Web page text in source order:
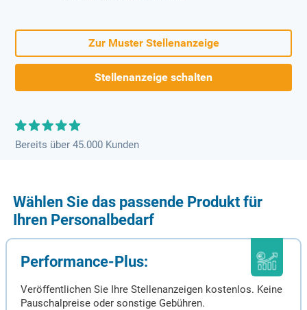
Zur Muster Stellenanzeige
Stellenanzeige schalten
Bereits über 45.000 Kunden
Wählen Sie das passende Produkt für
Ihren Personalbedarf
Performance-Plus:
Veröffentlichen Sie Ihre Stellenanzeigen kostenlos. Keine
Pauschalpreise oder sonstige Gebühren.